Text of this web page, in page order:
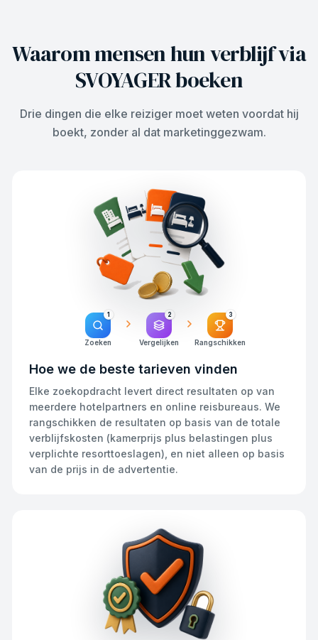
Waarom mensen hun verblijf via
SVOYAGER boeken
Drie dingen die elke reiziger moet weten voordat hij
boekt, zonder al dat marketinggezwam.
1
Zoeken
2
Vergelijken
3
Rangschikken
Hoe we de beste tarieven vinden
Elke zoekopdracht levert direct resultaten op van
meerdere hotelpartners en online reisbureaus. We
rangschikken de resultaten op basis van de totale
verblijfskosten (kamerprijs plus belastingen plus
verplichte resorttoeslagen), en niet alleen op basis
van de prijs in de advertentie.